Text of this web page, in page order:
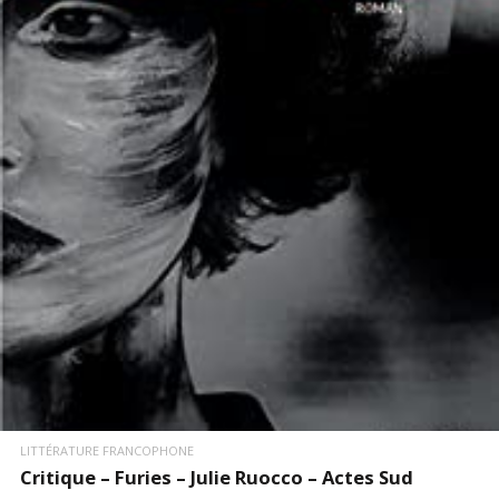
LIRE LA SUITE
LITTÉRATURE FRANCOPHONE
Critique – Furies – Julie Ruocco – Actes Sud